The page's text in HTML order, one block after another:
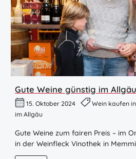
Gute Weine günstig im
15. Oktober 2024
Wein kaufen
im Allgäu
Gute Weine zum fairen Preis – im
in der Weinfleck Vinothek in